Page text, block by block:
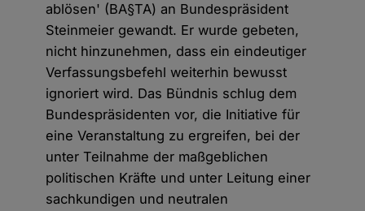
ablösen' (BA§TA) an Bundespräsident
Steinmeier gewandt. Er wurde gebeten,
nicht hinzunehmen, dass ein eindeutiger
Verfassungsbefehl weiterhin bewusst
ignoriert wird. Das Bündnis schlug dem
Bundespräsidenten vor, die Initiative für
eine Veranstaltung zu ergreifen, bei der
unter Teilnahme der maßgeblichen
politischen Kräfte und unter Leitung einer
sachkundigen und neutralen